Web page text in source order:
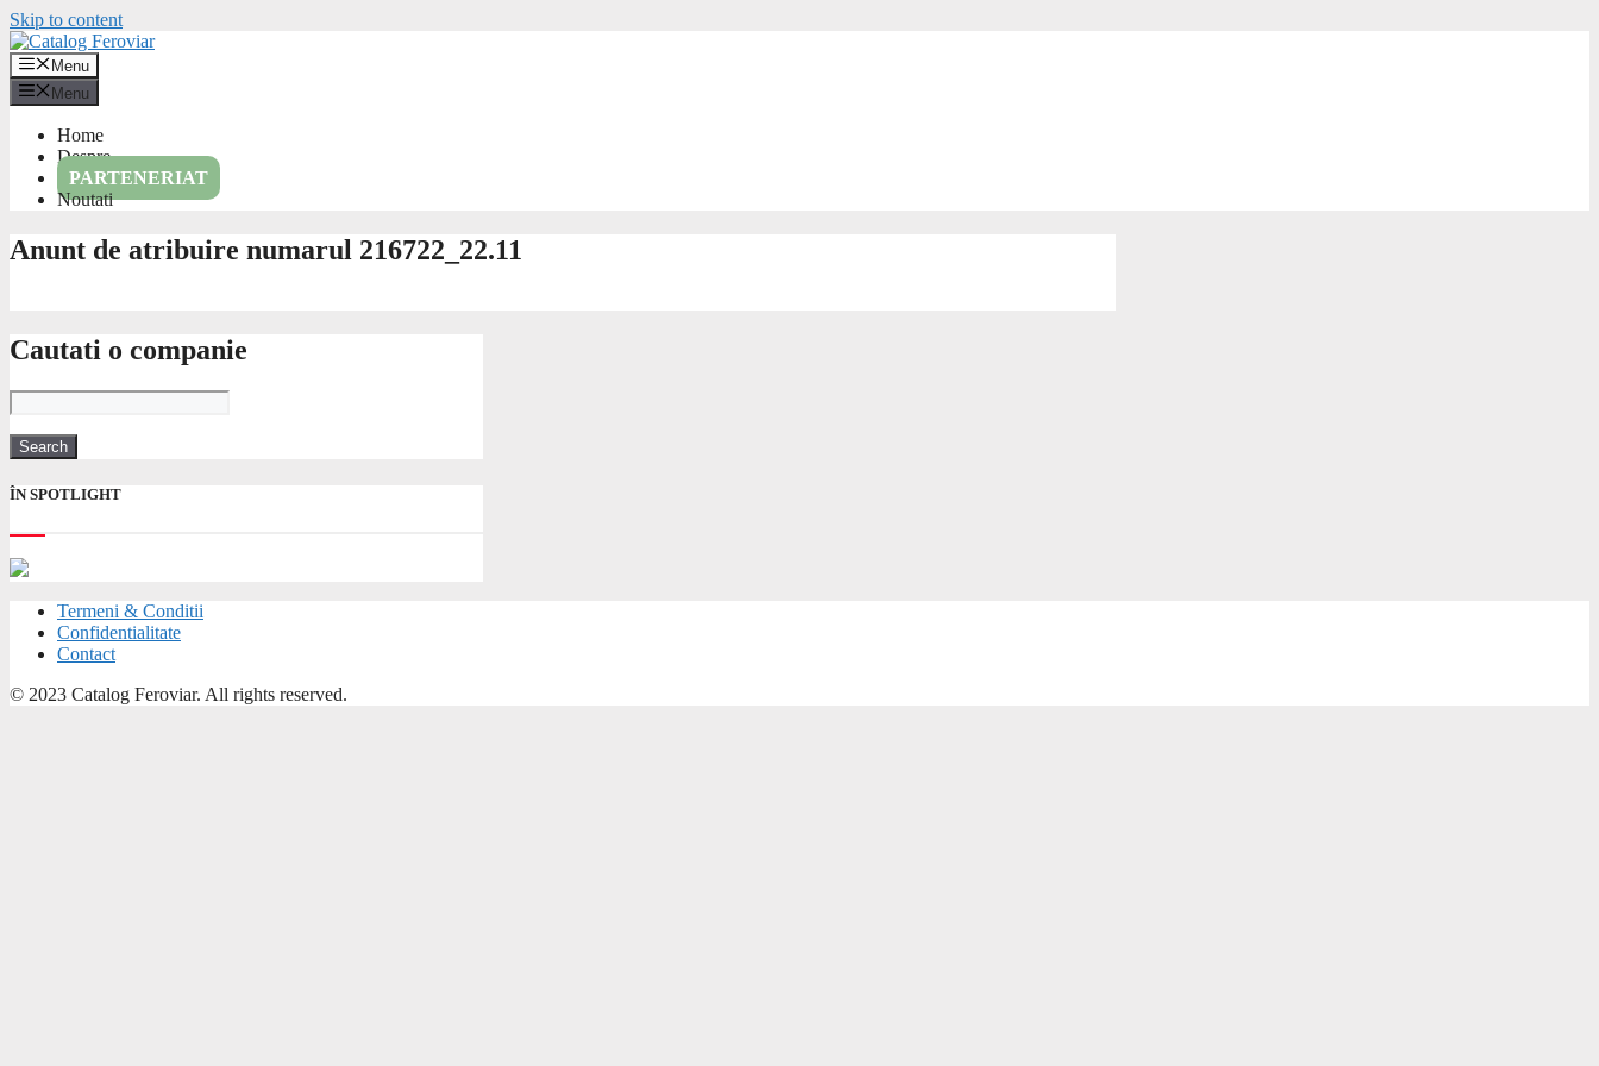
Skip to content
Menu
Menu
Home
Despre
PARTENERIAT
Noutati
Anunt de atribuire numarul 216722_22.11
Cautati o companie
ÎN SPOTLIGHT
Termeni & Conditii
Confidentialitate
Contact
© 2023 Catalog Feroviar. All rights reserved.